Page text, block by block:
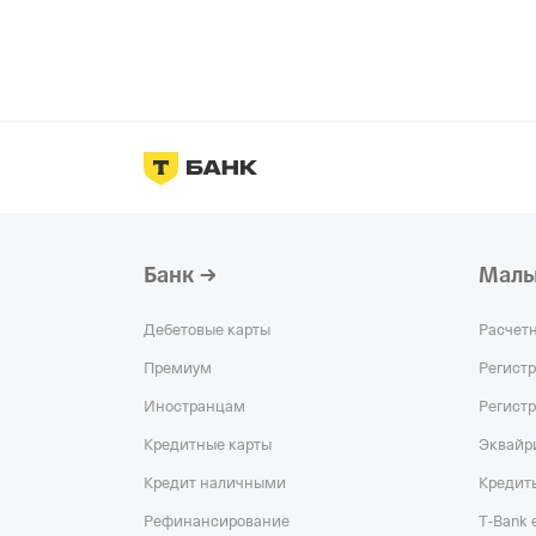
Банк
Дебетовые карты
Премиум
Иностранцам
Кредитные карты
Кредит наличными
Рефинансирование T‑Bank